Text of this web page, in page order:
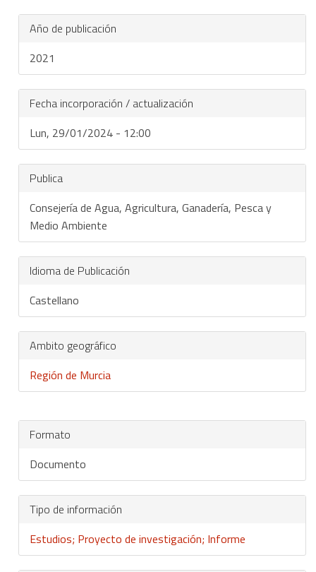
Año de publicación
2021
Fecha incorporación / actualización
Lun, 29/01/2024 - 12:00
Publica
Consejería de Agua, Agricultura, Ganadería, Pesca y
Medio Ambiente
Idioma de Publicación
Castellano
Ambito geográfico
Región de Murcia
Formato
Documento
Tipo de información
Estudios; Proyecto de investigación; Informe